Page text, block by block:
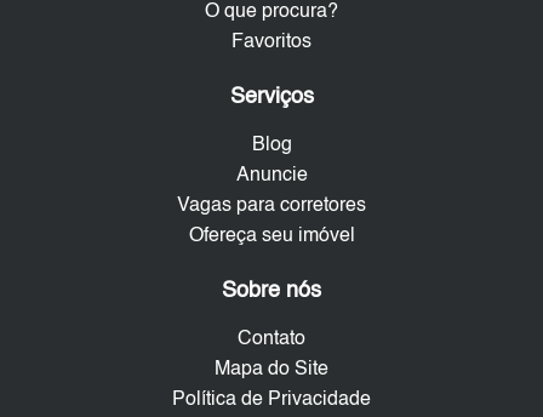
O que procura?
Favoritos
Serviços
Blog
Anuncie
Vagas para corretores
Ofereça seu imóvel
Sobre nós
Contato
Mapa do Site
Política de Privacidade